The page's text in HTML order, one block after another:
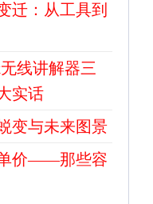
迁：从工具到
线讲解器三
实话
变与未来图景
价——那些容